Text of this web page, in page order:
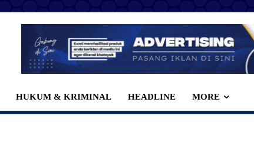
HUKUM & KRIMINAL HEADLINE MORE